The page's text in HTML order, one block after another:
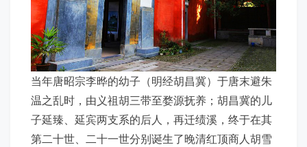
当年唐昭宗李晔的幼子（明经胡昌冀）于唐末避朱
温之乱时，由义祖胡三带至婺源抚养；胡昌冀的儿
子延臻、延宾两支系的后人，再迁绩溪，终于在其
第二十世、二十一世分别诞生了晚清红顶商人胡雪